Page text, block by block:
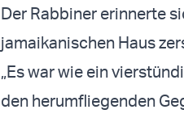
Der Rabbiner erinnerte
jamaikanischen Haus
„Es war wie ein
den herumfliegenden